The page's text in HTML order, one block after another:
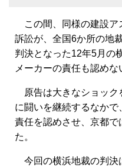
この間、同様の建設ア
訴訟が、全国6か所の地
判決となった12年5月の
メーカーの責任も認めな
原告は大きなショック
に闘いを継続するなか
責任を認めさせ、京都で
た。
今回の横浜地裁の判決